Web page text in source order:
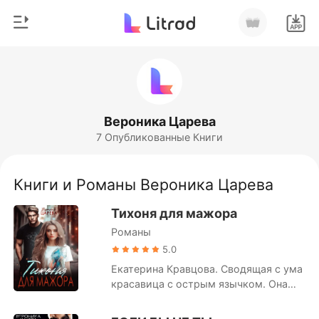
Пополнить
Скачать приложение
Оборотни
Рассказы
Миллиард
Рейтинг
Вероника Царева
7 Опубликованные Книги
Книги и Романы Вероника Царева
Тихоня для мажора
Романы
5.0
Екатерина Кравцова. Сводящая с ума
красавица с острым язычком. Она